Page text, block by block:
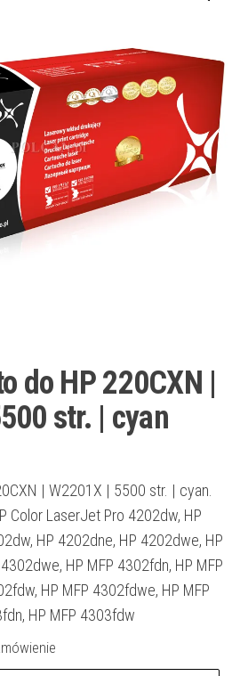
do HP 220CXN |
str. | cyan
| W2201X | 5500 str. | cyan.
Color LaserJet Pro 4202dw, HP
HP 4202dne, HP 4202dwe, HP
HP MFP 4302fdn, HP MFP
HP MFP 4302fdwe, HP MFP
HP MFP 4303fdw